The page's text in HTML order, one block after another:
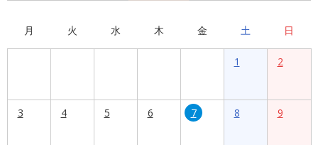
月 火 水 木 金 土 日
1 2
3 4 5 6 7 8 9